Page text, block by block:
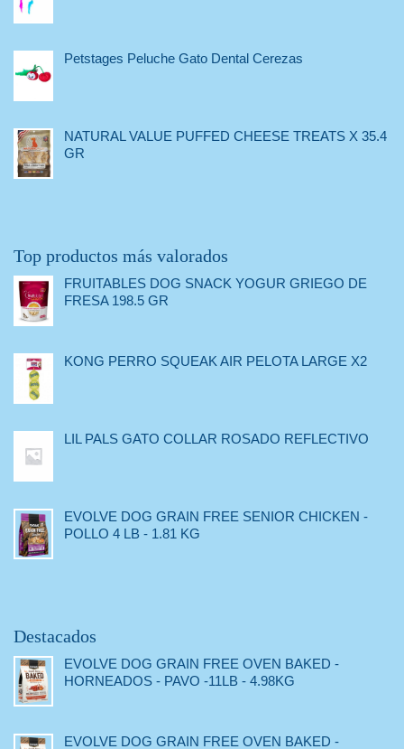
Petstages Peluche Gato Dental Cerezas
NATURAL VALUE PUFFED CHEESE TREATS X 35.4
GR
Top productos más valorados
FRUITABLES DOG SNACK YOGUR GRIEGO DE
FRESA 198.5 GR
KONG PERRO SQUEAK AIR PELOTA LARGE X2
LIL PALS GATO COLLAR ROSADO REFLECTIVO
EVOLVE DOG GRAIN FREE SENIOR CHICKEN -
POLLO 4 LB - 1.81 KG
Destacados
EVOLVE DOG GRAIN FREE OVEN BAKED -
HORNEADOS - PAVO -11LB - 4.98KG
EVOLVE DOG GRAIN FREE OVEN BAKED -